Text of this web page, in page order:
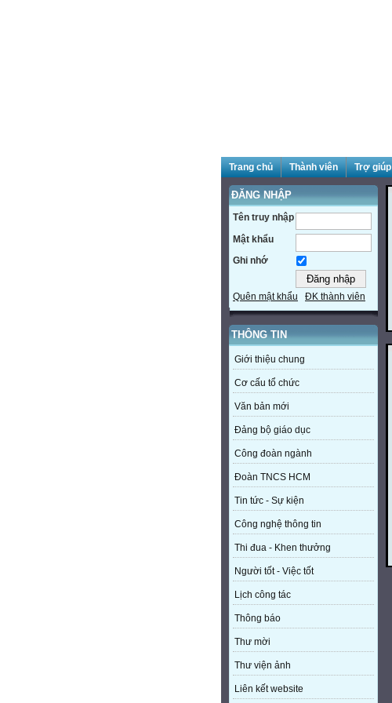
Trang chủ Thành viên Trợ giúp
ĐĂNG NHẬP
Tên truy nhập
Mật khẩu
Ghi nhớ
Quên mật khẩu ĐK thành viên
THÔNG TIN
Giới thiệu chung
Cơ cấu tổ chức
Văn bản mới
Đảng bộ giáo dục
Công đoàn ngành
Đoàn TNCS HCM
Tin tức - Sự kiện
Công nghệ thông tin
Thi đua - Khen thưởng
Người tốt - Việc tốt
Lịch công tác
Thông báo
Thư mời
Thư viện ảnh
Liên kết website